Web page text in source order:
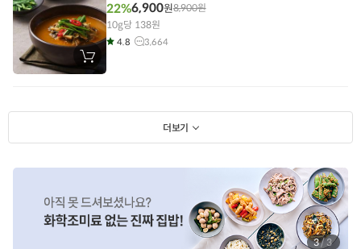
장
바
담
22%6,900원8,900원
10g당 138원
4.8 3,664
더보기
1/3